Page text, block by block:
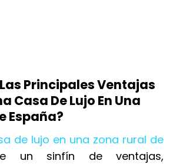
Principales Ventajas
Casa De Lujo En Una
España?
de lujo en una zona rural de
un sinfín de ventajas,